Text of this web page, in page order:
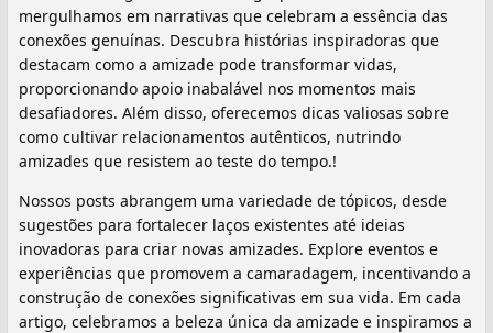
mergulhamos em narrativas que celebram a essência das
conexões genuínas. Descubra histórias inspiradoras que
destacam como a amizade pode transformar vidas,
proporcionando apoio inabalável nos momentos mais
desafiadores. Além disso, oferecemos dicas valiosas sobre
como cultivar relacionamentos autênticos, nutrindo
amizades que resistem ao teste do tempo.!
Nossos posts abrangem uma variedade de tópicos, desde
sugestões para fortalecer laços existentes até ideias
inovadoras para criar novas amizades. Explore eventos e
experiências que promovem a camaradagem, incentivando a
construção de conexões significativas em sua vida. Em cada
artigo, celebramos a beleza única da amizade e inspiramos a